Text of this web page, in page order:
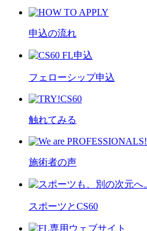
申込の流れ
フェローシップ申込
触れてみる
施術者の声
スポーツとCS60